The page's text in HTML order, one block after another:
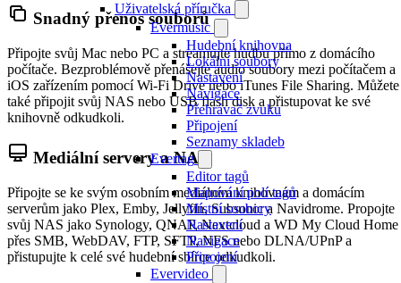
Uživatelská příručka
Evermusic
Hudební knihovna
Lokální soubory
Nastavení
Navigace
Přehrávač zvuku
Připojení
Seznamy skladeb
Evertag
Editor tagů
Mapování polí tagů
Místní soubory
Nastavení
Navigace
Připojení
Evervideo
Snadný přenos souborů
Připojte svůj Mac nebo PC a streamujte hudbu přímo z domácího
počítače. Bezproblémově přenášejte audio soubory mezi počítačem a
iOS zařízením pomocí Wi-Fi Drive nebo iTunes File Sharing. Můžete
také připojit svůj NAS nebo USB flash disk a přistupovat ke své
knihovně odkudkoli.
Mediální servery a NAS
Připojte se ke svým osobním mediálním knihovnám a domácím
serverům jako Plex, Emby, Jellyfin, Subsonic a Navidrome. Propojte
svůj NAS jako Synology, QNAP, Nextcloud a WD My Cloud Home
přes SMB, WebDAV, FTP, SFTP, NFS nebo DLNA/UPnP a
přistupujte k celé své hudební sbírce odkudkoli.